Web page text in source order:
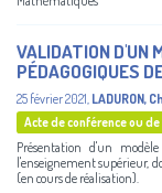
VALIDATION D'UN
PÉDAGOGIQUES
25 février 2021 LADURON,
Acte de conférence ou
Présentation d'un
l'enseignement supérieur,
(en cours de réalisation).